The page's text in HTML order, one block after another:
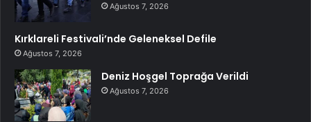
Ağustos 7, 2026
Kırklareli Festivali’nde Geleneksel Defile
Ağustos 7, 2026
Deniz Hoşgel Toprağa Verildi
Ağustos 7, 2026